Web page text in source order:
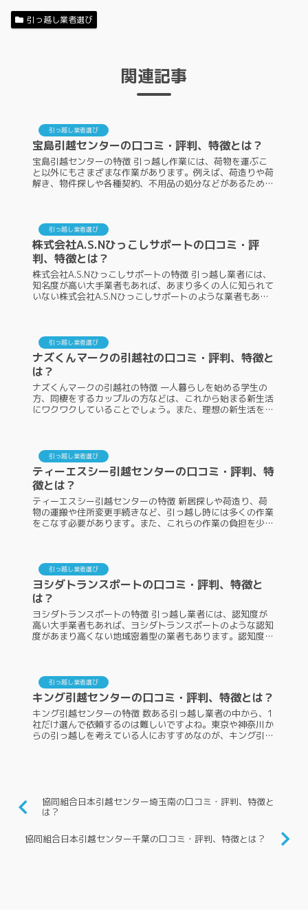
引っ越し業者選び
関連記事
引っ越し業者選び
宝島引越センターの口コミ・評判、特徴とは？
宝島引越センターの特徴 引っ越し作業には、荷物を運ぶこ
と以外にもさまざまな作業があります。例えば、荷造りや荷
解き、物件探しや各種契約、不用品の処分などがあるため、
引っ越し業者選び
株式会社A.S.Nひっこしサポートの口コミ・評
判、特徴とは？
株式会社A.S.Nひっこしサポートの特徴 引っ越し業者には、
知名度が高い大手業者もあれば、あまり多くの人に知られて
いない株式会社A.S.Nひっこしサポートのような業者もあり
引っ越し業者選び
ナズくんマークの引越社の口コミ・評判、特徴と
は？
ナズくんマークの引越社の特徴 一人暮らしを始める学生の
方、同棲をするカップルの方などは、これから始まる新生活
にワクワクしていることでしょう。また、理想の新生活をス
引っ越し業者選び
ティーエスシー引越センターの口コミ・評判、特
徴とは？
ティーエスシー引越センターの特徴 新居探しや荷造り、荷
物の運搬や住所変更手続きなど、引っ越し時には多くの作業
をこなす必要があります。また、これらの作業の負担を少し
引っ越し業者選び
ヨシダトランスポートの口コミ・評判、特徴と
は？
ヨシダトランスポートの特徴 引っ越し業者には、認知度が
高い大手業者もあれば、ヨシダトランスポートのような認知
度があまり高くない地域密着型の業者もあります。認知度が
引っ越し業者選び
キング引越センターの口コミ・評判、特徴とは？
キング引越センターの特徴 数ある引っ越し業者の中から、1
社だけ選んで依頼するのは難しいですよね。東京や神奈川か
らの引っ越しを考えている人におすすめなのが、キング引越
協同組合日本引越センター埼玉南の口コミ・評判、特徴と
は？
協同組合日本引越センター千葉の口コミ・評判、特徴とは？